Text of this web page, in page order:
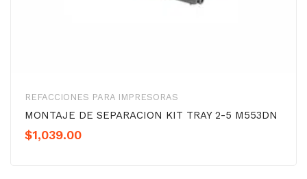
REFACCIONES PARA IMPRESORAS
MONTAJE DE SEPARACION KIT TRAY 2-5 M553DN
$1,039.00